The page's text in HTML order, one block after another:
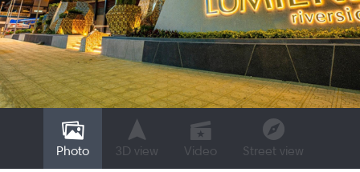
Photo 3D view Video Street view